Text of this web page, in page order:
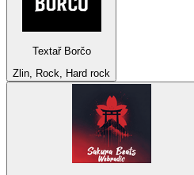
Textař Borčo
Zlin, Rock, Hard rock